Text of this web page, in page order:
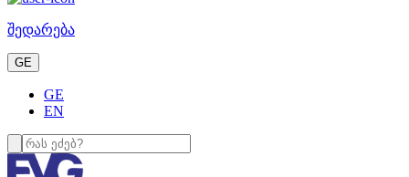
შედარება
GE
GE
EN